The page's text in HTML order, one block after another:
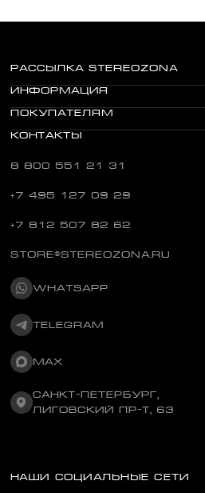
РАССЫЛКА STEREOZONA
ИНФОРМАЦИЯ
ПОКУПАТЕЛЯМ
КОНТАКТЫ
8 800 551 21 31
+7 495 127 09 29
+7 812 507 82 62
STORE@STEREOZONA.RU
WHATSAPP
TELEGRAM
MAX
САНКТ-ПЕТЕРБУРГ,
ЛИГОВСКИЙ ПР-Т, 63
НАШИ СОЦИАЛЬНЫЕ СЕТИ